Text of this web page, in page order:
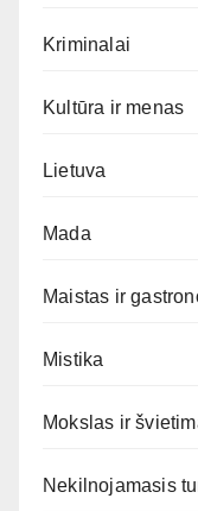
Kriminalai
Kultūra ir menas
Lietuva
Mada
Maistas ir
Mistika
Mokslas ir
Nekilnojamasis